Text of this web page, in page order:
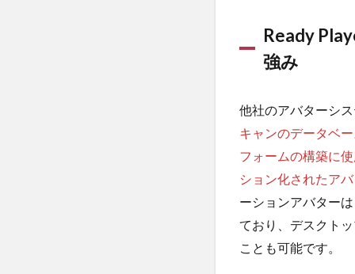
Ready
強み
他社のアバターシ
キャンのデータベ
フォームの構築に
ション化されたア
ーションアバター
ており、デスクト
ことも可能です。